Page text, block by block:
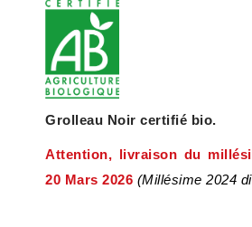
Grolleau Noir certifié bio.
Attention, livraison du
20 Mars 2026 (Millésime 2024